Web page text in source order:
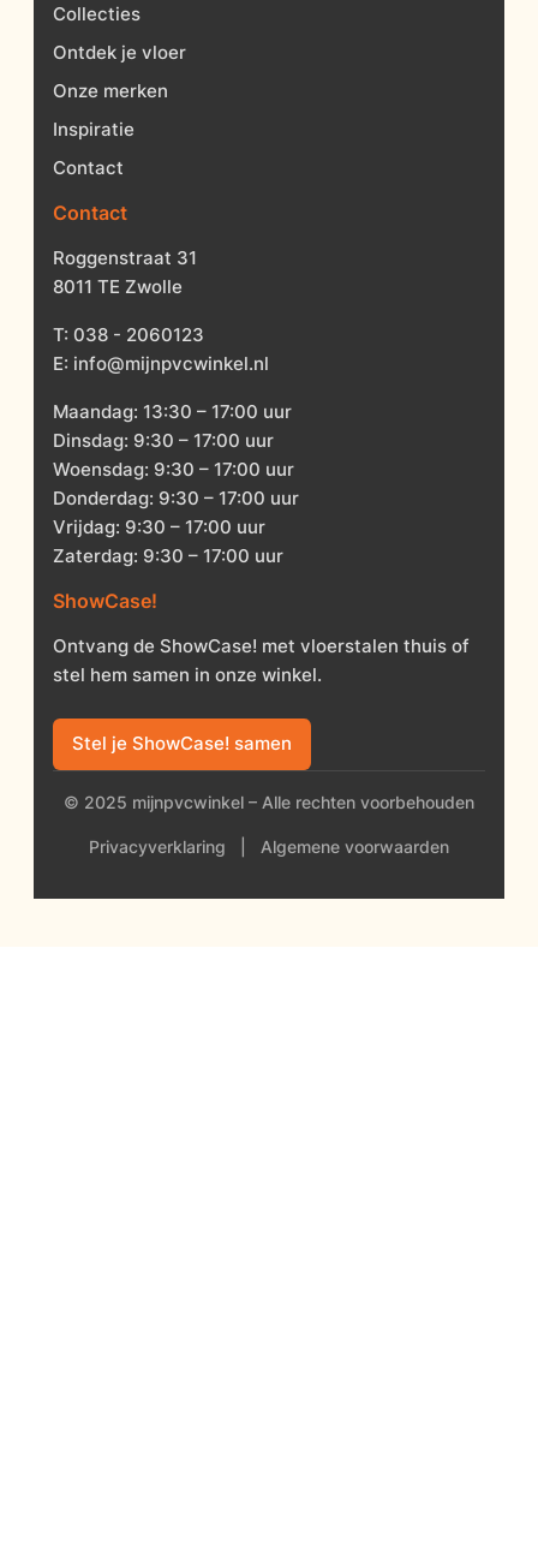
Collecties
Ontdek je vloer
Onze merken
Inspiratie
Contact
Contact
Roggenstraat 31
8011 TE Zwolle
T: 038 - 2060123
E: info@mijnpvcwinkel.nl
Maandag: 13:30 – 17:00 uur
Dinsdag: 9:30 – 17:00 uur
Woensdag: 9:30 – 17:00 uur
Donderdag: 9:30 – 17:00 uur
Vrijdag: 9:30 – 17:00 uur
Zaterdag: 9:30 – 17:00 uur
ShowCase!
Ontvang de ShowCase! met vloerstalen thuis of
stel hem samen in onze winkel.
Stel je ShowCase! samen
© 2025 mijnpvcwinkel – Alle rechten voorbehouden
Privacyverklaring Algemene voorwaarden